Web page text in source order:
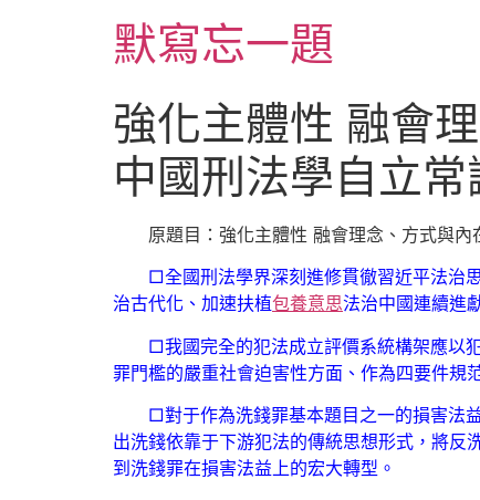
默寫忘一題
強化主體性 融會
中國刑法學自立
原題目：強化主體性 融會理念、方式與
□全國刑法學界深刻進修貫徹習近平法治
治古代化、加速扶植包養意思法治中國連續進
□我國完全的犯法成立評價系統構架應以
罪門檻的嚴重社會迫害性方面、作為四要件規
□對于作為洗錢罪基本題目之一的損害法
出洗錢依靠于下游犯法的傳統思想形式，將反
到洗錢罪在損害法益上的宏大轉型。